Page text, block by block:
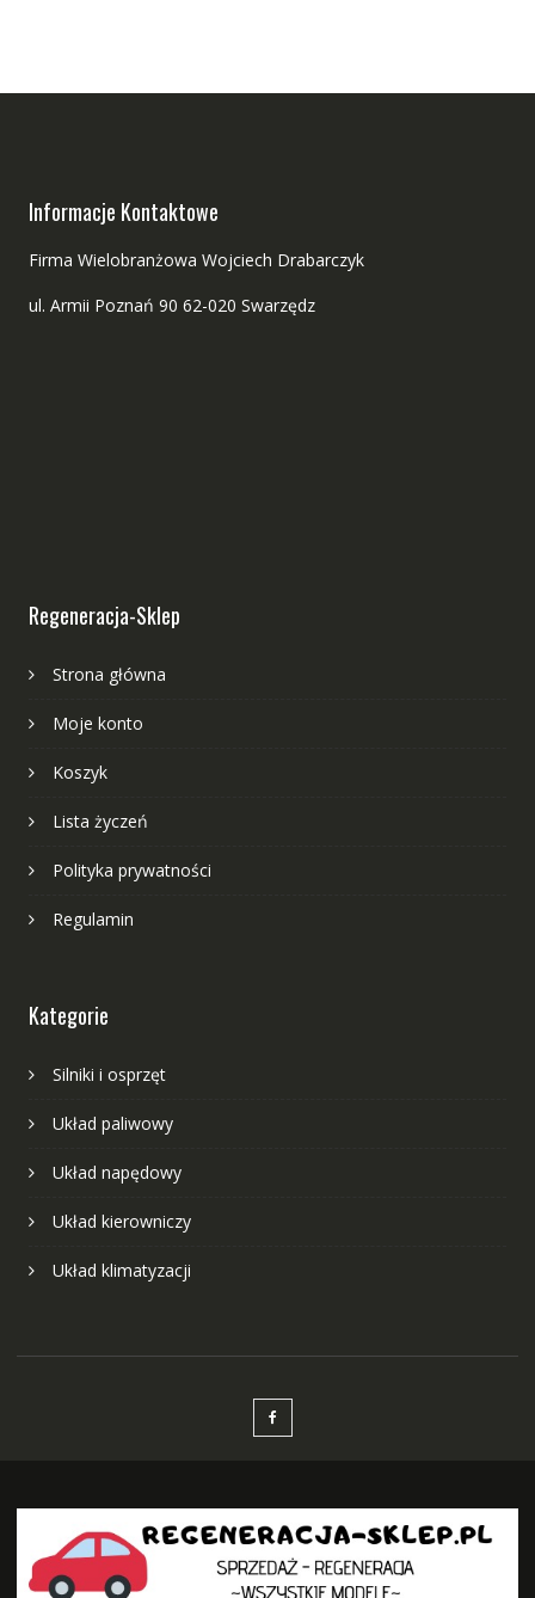
Informacje Kontaktowe
Firma Wielobranżowa Wojciech Drabarczyk
ul. Armii Poznań 90 62-020 Swarzędz
Regeneracja-Sklep
Strona główna
Moje konto
Koszyk
Lista życzeń
Polityka prywatności
Regulamin
Kategorie
Silniki i osprzęt
Układ paliwowy
Układ napędowy
Układ kierowniczy
Układ klimatyzacji